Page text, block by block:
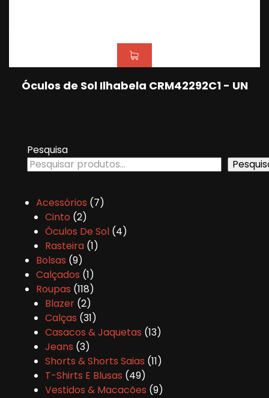
Óculos de Sol Ilhabela CRM42292C1 - UN
Pesquisa
Acessórios 7
Cinto 2
Óculos De Sol 4
Rasteira 1
Bolsas 9
Calçados 1
Roupas 118
Blazer 2
Calças 31
Casacos & Jaquetas 13
Jeans 3
Shorts & Shorts Saias 11
T-Shirts E Blusas 49
Vestidos & Macacões 9